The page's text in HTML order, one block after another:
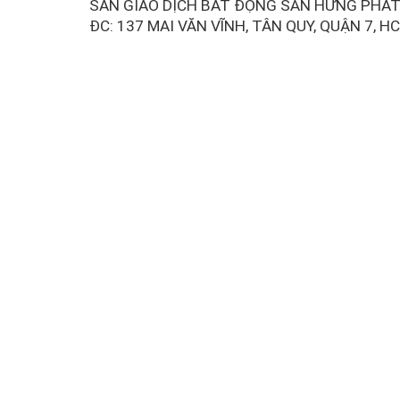
SÀN GIAO DỊCH BẤT ĐỘNG SẢN HƯNG PHÁT
ĐC: 137 MAI VĂN VĨNH, TÂN QUY, QUẬN 7,